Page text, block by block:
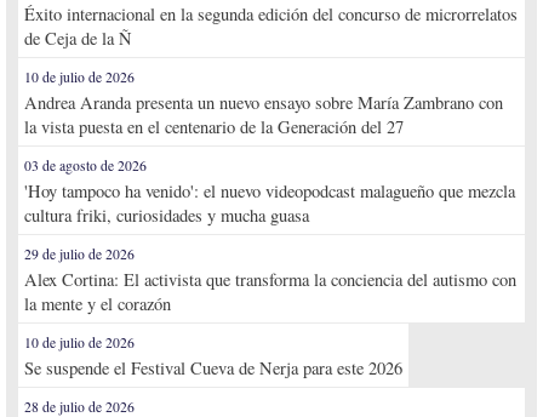
Éxito internacional en la segunda edición del concurso de microrrelatos
de Ceja de la Ñ
10 de julio de 2026
Andrea Aranda presenta un nuevo ensayo sobre María Zambrano con
la vista puesta en el centenario de la Generación del 27
03 de agosto de 2026
'Hoy tampoco ha venido': el nuevo videopodcast malagueño que mezcla
cultura friki, curiosidades y mucha guasa
29 de julio de 2026
Alex Cortina: El activista que transforma la conciencia del autismo con
la mente y el corazón
10 de julio de 2026
Se suspende el Festival Cueva de Nerja para este 2026
28 de julio de 2026